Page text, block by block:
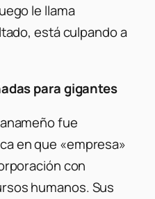
le llama
está culpando a
para gigantes
fue
en que «empresa»
con
humanos. Sus